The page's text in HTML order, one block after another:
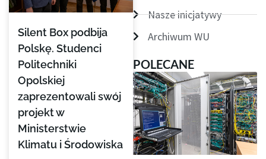
Silent Box podbija
Polskę. Studenci
Politechniki
Opolskiej
zaprezentowali swój
projekt w
Ministerstwie
Klimatu i Środowiska
Nasze inicjatywy
Archiwum WU
POLECANE